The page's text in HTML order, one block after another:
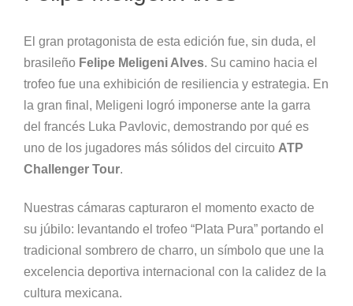
El gran protagonista de esta edición fue, sin duda, el
brasileño Felipe Meligeni Alves. Su camino hacia el
trofeo fue una exhibición de resiliencia y estrategia. En
la gran final, Meligeni logró imponerse ante la garra
del francés Luka Pavlovic, demostrando por qué es
uno de los jugadores más sólidos del circuito ATP
Challenger Tour.
Nuestras cámaras capturaron el momento exacto de
su júbilo: levantando el trofeo “Plata Pura” portando el
tradicional sombrero de charro, un símbolo que une la
excelencia deportiva internacional con la calidez de la
cultura mexicana.